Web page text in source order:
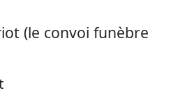
(le convoi funèbre